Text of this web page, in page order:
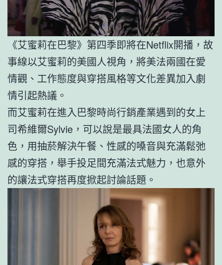
《艾蜜莉在巴黎》第四季即將在Netflix開播，故
事線以艾蜜莉的美國人視角，將美法兩國在愛
情觀、工作態度與穿搭風格等文化差異加入劇
情引起熱議。
而艾蜜莉在進入巴黎時尚行銷產業遇到的女上
司希維爾Sylvie，可以說是最具法國女人的角
色，用抽菸解決午餐、性感的嗓音與充滿鬆弛
感的穿搭，舉手投足間充滿法式魅力，也意外
的讓法式穿搭再度掀起討論話題。